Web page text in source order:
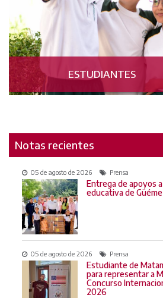
ESTUDIANTES
Notas recientes
05 de agosto de 2026 Prensa
Entrega de apoyos
educativa de
05 de agosto de 2026 Prensa
Estudiante de
para representar a
Concurso
2026